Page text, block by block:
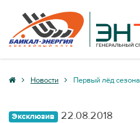
Клуб Новости Первый лёд сезона
Эксклюзив 22.08.2018